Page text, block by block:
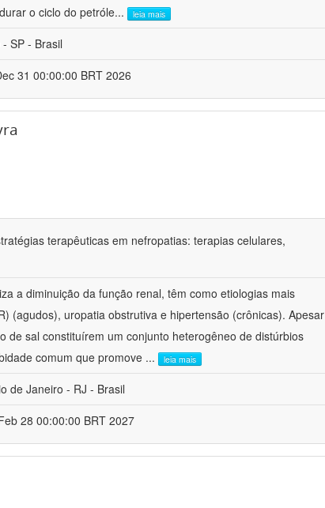
o ciclo do petróle... leia mais
SP - Brasil
31 00:00:00 BRT 2026
terapêuticas em nefropatias: terapias celulares,
a diminuição da função renal, têm como etiologias mais
(agudos), uropatia obstrutiva e hipertensão (crônicas). Apesar
de sal constituírem um conjunto heterogêneo de distúrbios
comum que promove ... leia mais
de Janeiro - RJ - Brasil
28 00:00:00 BRT 2027